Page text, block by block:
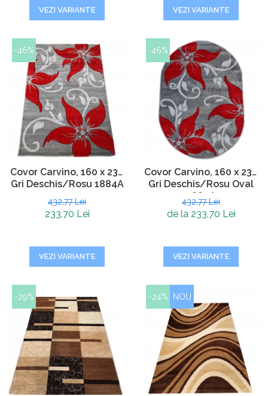
VEZI VARIANTE VEZI VARIANTE
-46%
Covor Carvino, 160 x 230
Gri Deschis/Rosu 1884A
432,77 Lei
233,70 Lei
VEZI VARIANTE
-46%
Covor Carvino, 160 x 230
Gri Deschis/Rosu Oval
1884A
432,77 Lei
de la 233,70 Lei
VEZI VARIANTE
-29% -24% NOU